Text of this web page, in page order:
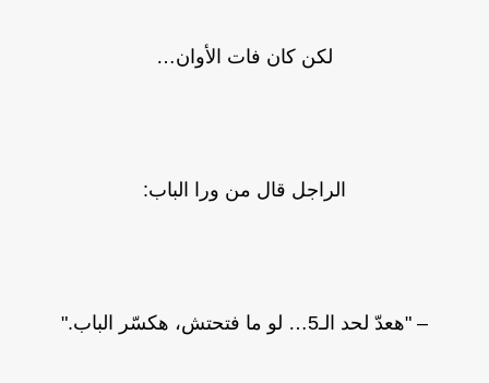
لكن كان فات الأوان…
الراجل قال من ورا الباب:
– "هعدّ لحد الـ5… لو ما فتحتش، هكسّر الباب."